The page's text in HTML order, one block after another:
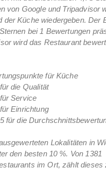
von Google und Tripadvisor
der Küche wiedergeben. Der
bei 1 Bewertungen
wird das Restaurant
für Küche
die Qualität
Service
Einrichtung
für die
Lokalitäten in
den besten 10 %. Von 1381
im Ort, zählt dieses